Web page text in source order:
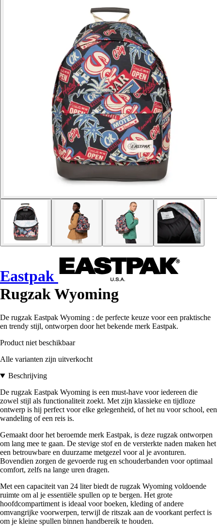
Eastpak
Rugzak Wyoming
De rugzak Eastpak Wyoming : de perfecte keuze voor een praktische
en trendy stijl, ontworpen door het bekende merk Eastpak.
Product niet beschikbaar
Alle varianten zijn uitverkocht
Beschrijving
De rugzak Eastpak Wyoming is een must-have voor iedereen die
zowel stijl als functionaliteit zoekt. Met zijn klassieke en tijdloze
ontwerp is hij perfect voor elke gelegenheid, of het nu voor school, een
wandeling of een reis is.
Gemaakt door het beroemde merk Eastpak, is deze rugzak ontworpen
om lang mee te gaan. De stevige stof en de versterkte naden maken het
een betrouwbare en duurzame metgezel voor al je avonturen.
Bovendien zorgen de gevoerde rug en schouderbanden voor optimaal
comfort, zelfs na lange uren dragen.
Met een capaciteit van 24 liter biedt de rugzak Wyoming voldoende
ruimte om al je essentiële spullen op te bergen. Het grote
hoofdcompartiment is ideaal voor boeken, kleding of andere
omvangrijke voorwerpen, terwijl de ritszak aan de voorkant perfect is
om je kleine spullen binnen handbereik te houden.